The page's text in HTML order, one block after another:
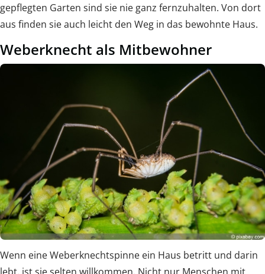
gepflegten Garten sind sie nie ganz fernzuhalten. Von dort
aus finden sie auch leicht den Weg in das bewohnte Haus.
Weberknecht als Mitbewohner
Wenn eine Weberknechtspinne ein Haus betritt und darin